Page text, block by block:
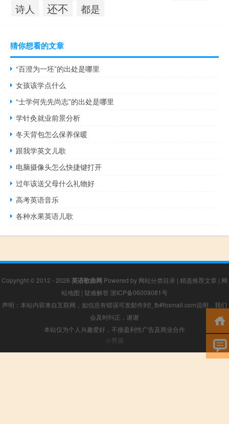
诗人 还不 都是
猜你想看的文章
“百澄为一坯”的出处是哪里
女孩该学点什么
“士学何先先尚志”的出处是哪里
学针灸就业前景分析
冬天背包怎么保养保暖
跟我学英文儿歌
电脑摄像头怎么快捷键打开
过年该送父母什么礼物好
高考英语音乐
各种水果英语儿歌
Copyright © 2012 - 2026 英语歌曲网 Powered by 网站分类目录 | 精选推荐文章 | 网
站地图 | 疑难解答 浙ICP备06009081号
声明：本站内容来自互联网，如信息有错误可发邮件到f_fb#foxmail.com说明，我们
会及时纠正，谢谢
本站仅为个人兴趣爱好，不接盈利性广告及商业合作
小男孩